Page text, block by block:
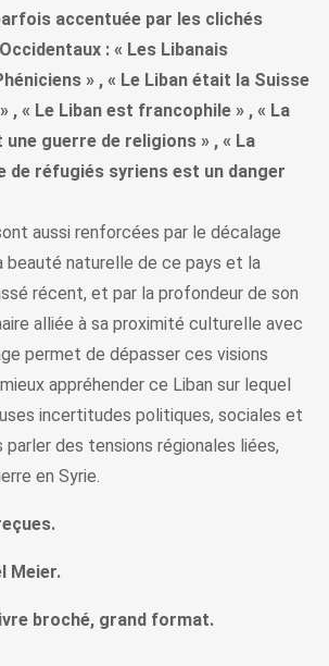
accentuée par les clichés
: « Les Libanais
» , « Le Liban était la Suisse
, « Le Liban est francophile » , « La
guerre de religions » , « La
de réfugiés syriens est un danger
aussi renforcées par le décalage
beauté naturelle de ce pays et la
récent, et par la profondeur de son
alliée à sa proximité culturelle avec
permet de dépasser ces visions
appréhender ce Liban sur lequel
incertitudes politiques, sociales et
parler des tensions régionales liées,
en Syrie.
Meier.
broché, grand format.